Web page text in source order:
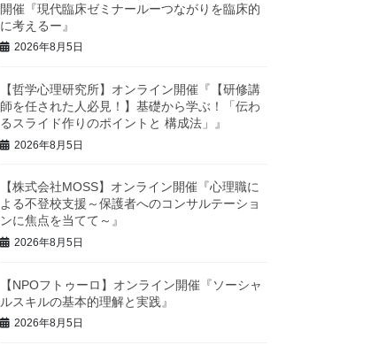
開催『現代臨床ゼミナールーつながりを臨床的
に考えるー』
2026年8月5日
【哲学心理研究所】オンライン開催『【研修講
師を任された人必見！】基礎から学ぶ！「伝わ
るスライド作りのポイントと 構成法」』
2026年8月5日
【株式会社MOSS】オンライン開催『心理職に
よる不登校支援～保護者へのコンサルテーショ
ンに焦点を当てて～』
2026年8月5日
【NPOフトゥーロ】オンライン開催『ソーシャ
ルスキルの基本的理解と実践』
2026年8月5日